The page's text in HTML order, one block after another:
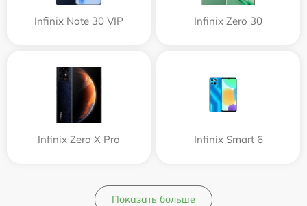
Infinix Note 30 VIP Infinix Zero 30
Infinix Zero X Pro Infinix Smart 6
Показать больше